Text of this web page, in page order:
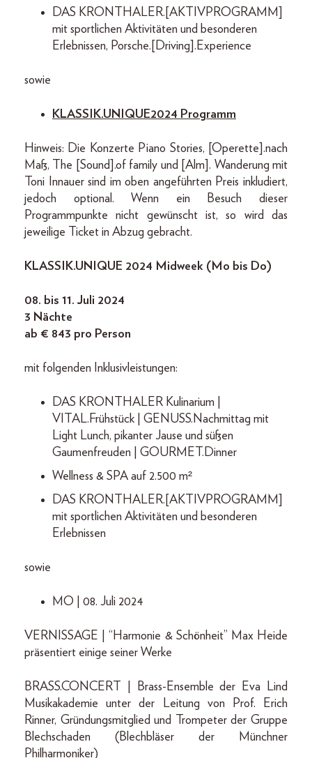
DAS KRONTHALER.[AKTIVPROGRAMM]
mit sportlichen Aktivitäten und besonderen
Erlebnissen, Porsche.[Driving].Experience
sowie
KLASSIK.UNIQUE 2024 Programm
Hinweis: Die Konzerte Piano Stories, [Operette].nach
Maß, The [Sound].of family und [Alm]. Wanderung mit
Toni Innauer sind im oben angeführten Preis inkludiert,
jedoch optional. Wenn ein Besuch dieser
Programmpunkte nicht gewünscht ist, so wird das
jeweilige Ticket in Abzug gebracht.
KLASSIK.UNIQUE 2024 Midweek (Mo bis Do)
08. bis 11. Juli 2024
3 Nächte
ab € 843 pro Person
mit folgenden Inklusivleistungen:
DAS KRONTHALER Kulinarium |
VITAL.Frühstück | GENUSS.Nachmittag mit
Light Lunch, pikanter Jause und süßen
Gaumenfreuden | GOURMET.Dinner
Wellness & SPA auf 2.500 m²
DAS KRONTHALER.[AKTIVPROGRAMM]
mit sportlichen Aktivitäten und besonderen
Erlebnissen
sowie
MO | 08. Juli 2024
VERNISSAGE | “Harmonie & Schönheit” Max Heide
präsentiert einige seiner Werke
BRASS.CONCERT | Brass-Ensemble der Eva Lind
Musikakademie unter der Leitung von Prof. Erich
Rinner, Gründungsmitglied und Trompeter der Gruppe
Blechschaden (Blechbläser der Münchner
Philharmoniker)